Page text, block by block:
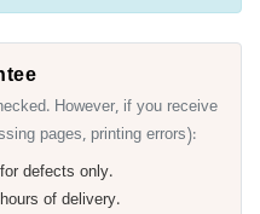
However, if you receive
pages, printing errors):
defects only.
of delivery.